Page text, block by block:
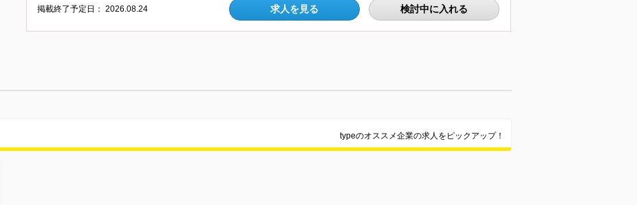
掲載終了予定日：2026.08.24 求人を見る 検討中に入れる
typeのオススメ企業の求人をピックアップ！